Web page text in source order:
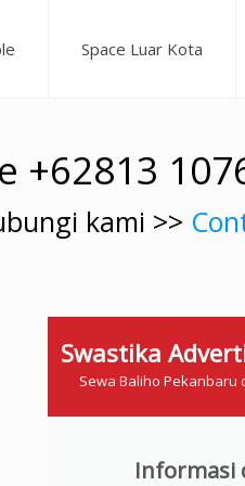
Space Luar Kota
+62813
kami >>
Swastika
Sewa Baliho
Informasi